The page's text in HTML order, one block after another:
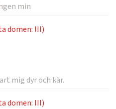
min
domen: III)
mig dyr och kär.
domen: III)